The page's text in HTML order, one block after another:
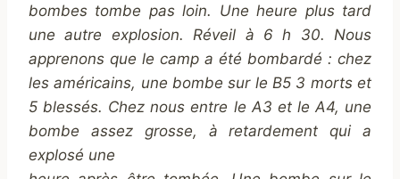
bombes tombe pas loin. Une heure plus tard
une autre explosion. Réveil à 6 h 30. Nous
apprenons que le camp a été bombardé : chez
les américains, une bombe sur le B5 3 morts et
5 blessés. Chez nous entre le A3 et le A4, une
bombe assez grosse, à retardement qui a
explosé une